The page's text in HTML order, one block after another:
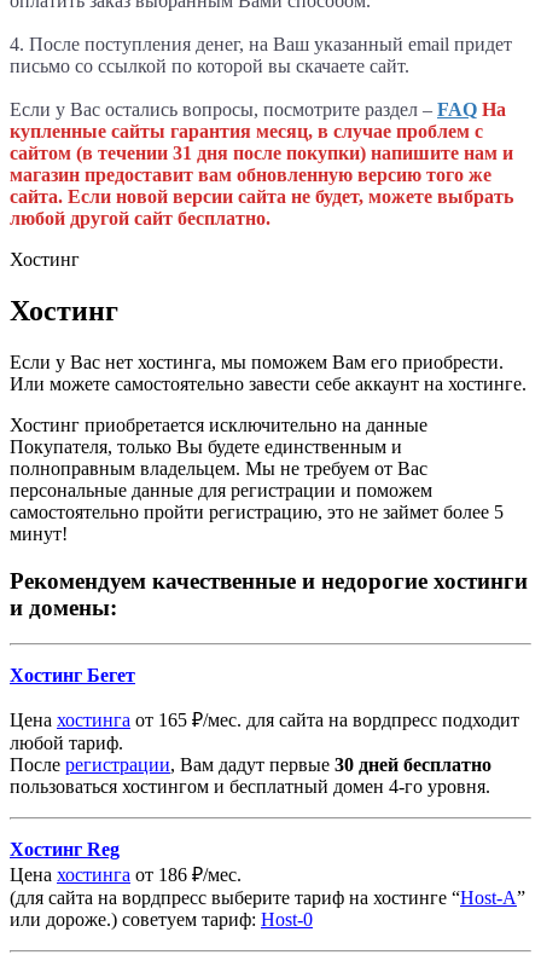
4. После поступления денег, на Ваш указанный email придет
письмо со ссылкой по которой вы скачаете сайт.
Если у Вас остались вопросы, посмотрите раздел – FAQ На
купленные сайты гарантия месяц, в случае проблем с
сайтом (в течении 31 дня после покупки) напишите нам и
магазин предоставит вам обновленную версию того же
сайта. Если новой версии сайта не будет, можете выбрать
любой другой сайт бесплатно.
Хостинг
Хостинг
Если у Вас нет хостинга, мы поможем Вам его приобрести.
Или можете самостоятельно завести себе аккаунт на хостинге.
Хостинг приобретается исключительно на данные
Покупателя, только Вы будете единственным и
полноправным владельцем. Мы не требуем от Вас
персональные данные для регистрации и поможем
самостоятельно пройти регистрацию, это не займет более 5
минут!
Рекомендуем качественные и недорогие хостинги
и домены:
Хостинг Бегет
Цена хостинга от 165 ₽/мес. для сайта на вордпресс подходит
любой тариф.
После регистрации, Вам дадут первые 30 дней бесплатно
пользоваться хостингом и бесплатный домен 4-го уровня.
Хостинг Reg
Цена хостинга от 186 ₽/мес.
(для сайта на вордпресс выберите тариф на хостинге “Host-A”
или дороже.) советуем тариф: Host-0